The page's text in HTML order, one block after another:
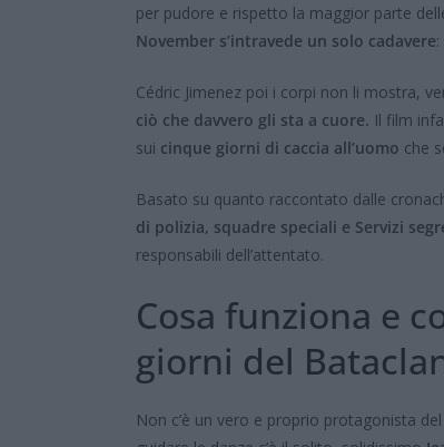
per pudore e rispetto la maggior parte
November s’intravede un solo cadavere
Cédric Jimenez poi i corpi non li mostra,
ciò che davvero gli sta a cuore. Il film
sui cinque giorni di caccia all’uomo che
Basato su quanto raccontato dalle
di polizia, squadre speciali e Servizi
responsabili dell’attentato.
Cosa funziona e
giorni del
Non c’è un vero e proprio protagonista